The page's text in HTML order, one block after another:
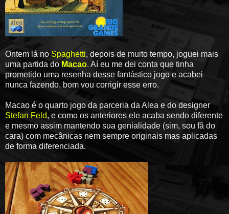
Ontem lá noSpaghetti, depois de muito tempo, joguei mais
uma partida doMacao. Aí eu me dei conta que tinha
prometido uma resenha desse fantástico jogo e acabei
nunca fazendo, bom vou corrigir esse erro.
Macao é o quarto jogo da parceria da Alea e do designer
Stefan Feld, e como os anteriores ele acaba sendo diferente
e mesmo assim mantendo sua genialidade (sim, sou fã do
cara) com mecânicas nem sempre originais mas aplicadas
de forma diferenciada.